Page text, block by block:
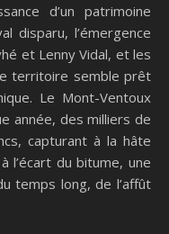
d’un patrimoine
disparu, l’émergence
et Lenny Vidal, et les
territoire semble prêt
Le Mont-Ventoux
année, des milliers de
capturant à la hâte
l’écart du bitume, une
temps long, de l’affût